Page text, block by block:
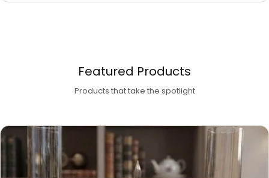
Featured Products
Products that take the spotlight